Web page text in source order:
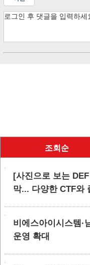
조회순
[사진으로 보는
막... 다양한 CTF와
비에스아이시스템·
운영 확대